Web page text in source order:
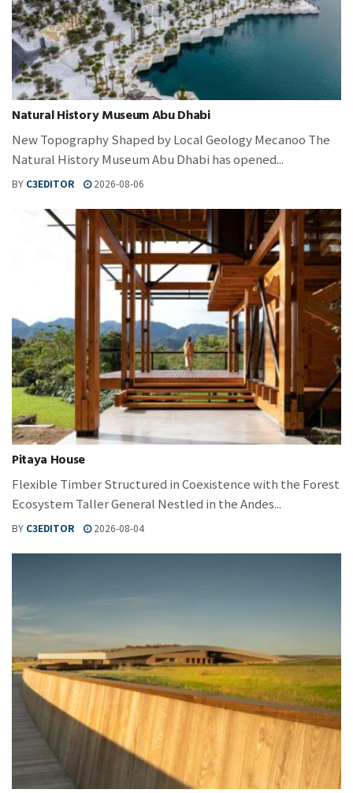
Natural History Museum Abu Dhabi
New Topography Shaped by Local Geology Mecanoo The
Natural History Museum Abu Dhabi has opened...
BY C3EDITOR 2026-08-06
Pitaya House
Flexible Timber Structured in Coexistence with the Forest
Ecosystem Taller General Nestled in the Andes...
BY C3EDITOR 2026-08-04